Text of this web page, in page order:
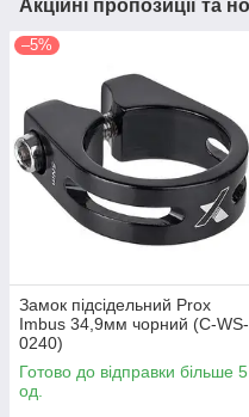
Акційні пропозиції та
–5%
Замок підсідельний Prox
Imbus 34,9мм чорний (C-WS-
0240)
Готово до відправки більше 5
од.